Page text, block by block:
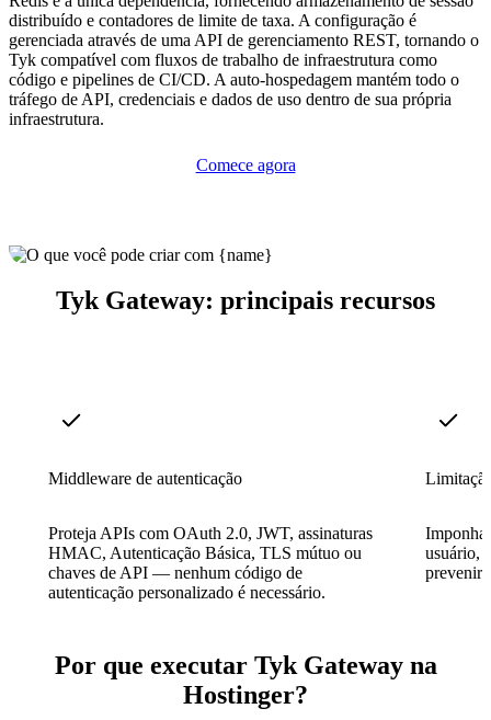
distribuído e contadores de limite de taxa. A configuração é
gerenciada através de uma API de gerenciamento REST, tornando o
Tyk compatível com fluxos de trabalho de infraestrutura como
código e pipelines de CI/CD. A auto-hospedagem mantém todo o
tráfego de API, credenciais e dados de uso dentro de sua própria
infraestrutura.
Comece agora
Tyk Gateway: principais recursos
Middleware de autenticação
Proteja APIs com OAuth 2.0, JWT, assinaturas
HMAC, Autenticação Básica, TLS mútuo ou
chaves de API — nenhum código de
autenticação personalizado é necessário.
Imponha
usuário,
prevenir
Por que executar Tyk Gateway na
Hostinger?